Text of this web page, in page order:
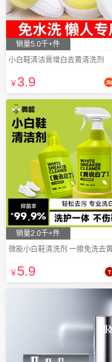
销量5.0千+件
小白鞋清洁膏增白去黄清洗剂
¥3.9
销量2.0千+件
¥5.9